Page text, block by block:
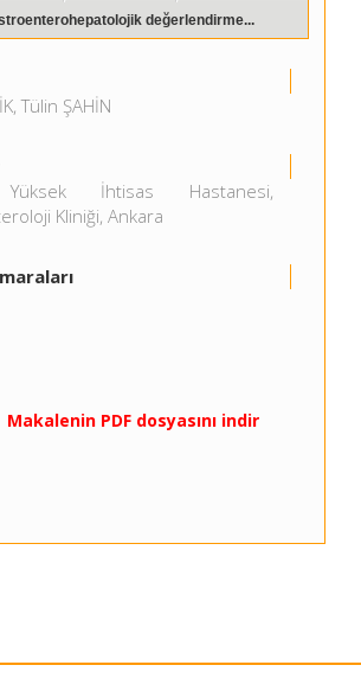
değerlendirme...
Tülin ŞAHİN
İhtisas Hastanesi,
Kliniği, Ankara
Makalenin PDF dosyasını indir